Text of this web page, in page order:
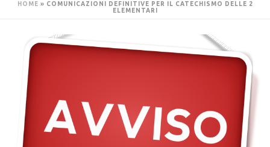
HOME » COMUNICAZIONI DEFINITIVE PER IL CATECHISMO DELLE 2
ELEMENTARI